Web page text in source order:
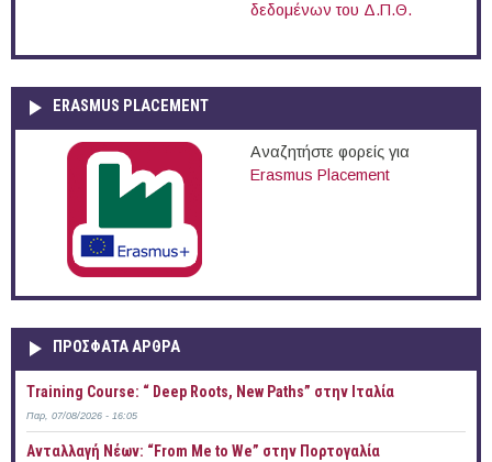
δεδομένων του Δ.Π.Θ.
ERASMUS PLACEMENT
Αναζητήστε φορείς για
Erasmus Placement
ΠΡOΣΦΑΤΑ AΡΘΡΑ
Training Course: “ Deep Roots, New Paths” στην Ιταλία
Παρ, 07/08/2026 - 16:05
Ανταλλαγή Νέων: “From Me to We” στην Πορτογαλία